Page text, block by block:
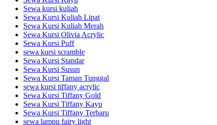
Sewa kursi kuliah
Sewa Kursi Kuliah Lipat
Sewa Kursi Kuliah Merah
Sewa Kursi Olivia Acrylic
Sewa Kursi Puff
sewa kursi scramble
Sewa Kursi Standar
Sewa Kursi Susun
Sewa Kursi Taman Tunggal
sewa kursi tiffany acrylic
Sewa Kursi Tiffany Gold
Sewa Kursi Tiffany Kayu
Sewa Kursi Tiffany Terbaru
sewa lampu fairy light